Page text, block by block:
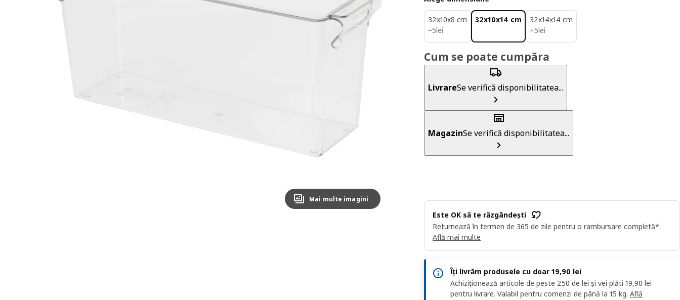
Mai multe imagini
32x10x8 cm
−5lei
5lei
32x10x14 cm
32x14x14 cm
+5lei
5lei
Cum se poate cumpăra
LivrareSe verifică disponibilitatea...
MagazinSe verifică disponibilitatea...
Este OK să te răzgândești
Returnează în termen de 365 de zile pentru o rambursare completă*.
Află mai multe
Îți livrăm produsele cu doar 19,90 lei
Achiziționează articole de peste 250 de lei și vei plăti 19,90 lei
pentru livrare. Valabil pentru comenzi de până la 15 kg. Află